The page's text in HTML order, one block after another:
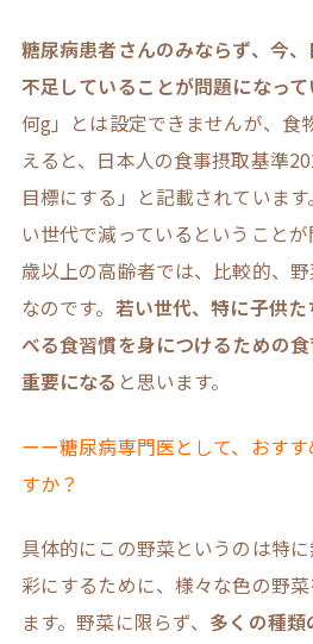
糖尿病患者さんのみならず、今
不足していることが問題になって
何g」とは設定できませんが、食
えると、日本人の食事摂取基準
目標にする」と記載されていま
い世代で減っているということ
歳以上の高齢者では、比較的、
なのです。 若い世代、特に子供
べる食習慣を身につけるための
重要になる と思います。
ーー糖尿病専門医として、おす
すか？
具体的にこの野菜というのは特
彩にするために、様々な色の野
ます。野菜に限らず、 多くの種類